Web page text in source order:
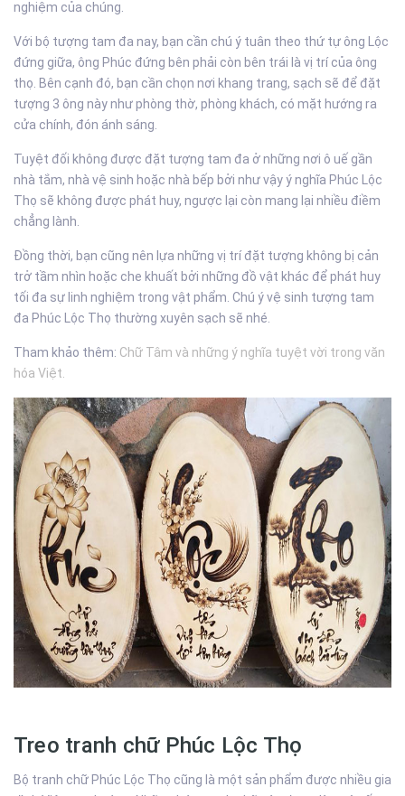
nghiệm của chúng.
Với bộ tượng tam đa nay, bạn cần chú ý tuân theo thứ tự ông Lộc
đứng giữa, ông Phúc đứng bên phải còn bên trái là vị trí của ông
thọ. Bên cạnh đó, bạn cần chọn nơi khang trang, sạch sẽ để đặt
tượng 3 ông này như phòng thờ, phòng khách, có mặt hướng ra
cửa chính, đón ánh sáng.
Tuyệt đối không được đặt tượng tam đa ở những nơi ô uế gần
nhà tắm, nhà vệ sinh hoặc nhà bếp bởi như vậy ý nghĩa Phúc Lộc
Thọ sẽ không được phát huy, ngược lại còn mang lại nhiều điềm
chẳng lành.
Đồng thời, bạn cũng nên lựa những vị trí đặt tượng không bị cản
trở tầm nhìn hoặc che khuất bởi những đồ vật khác để phát huy
tối đa sự linh nghiệm trong vật phẩm. Chú ý vệ sinh tượng tam
đa Phúc Lộc Thọ thường xuyên sạch sẽ nhé.
Tham khảo thêm: Chữ Tâm và những ý nghĩa tuyệt vời trong văn
hóa Việt.
Treo tranh chữ Phúc Lộc Thọ
Bộ tranh chữ Phúc Lộc Thọ cũng là một sản phẩm được nhiều gia